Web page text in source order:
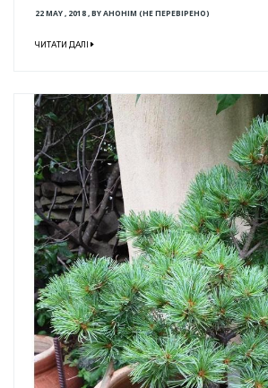
22 MAY , 2018,BYАНОНІМ (НЕ ПЕРЕВІРЕНО)
ЧИТАТИ ДАЛІ